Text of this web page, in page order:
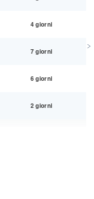
4 giorni
7 giorni
6 giorni
2 giorni